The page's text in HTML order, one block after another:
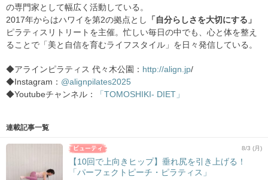
の専門家として幅広く活動している。
2017年からはハワイを第2の拠点とし
「自分らしさを大切にする」
ピラティスリトリートを主催。忙しい毎日の中でも、心と体を整え
ることで「美と自信を育むライフスタイル」を日々発信している。
◆アラインピラティス 代々木公園： http://align.jp/
◆Instagram： @alignpilates2025
◆Youtubeチャンネル：
「TOMOSHIKI- DIET」
連載記事一覧
8/3 (月)
【10回で上向きヒップ】垂れ尻を引き上げる！
「パーフェクトピーチ・ピラティス」